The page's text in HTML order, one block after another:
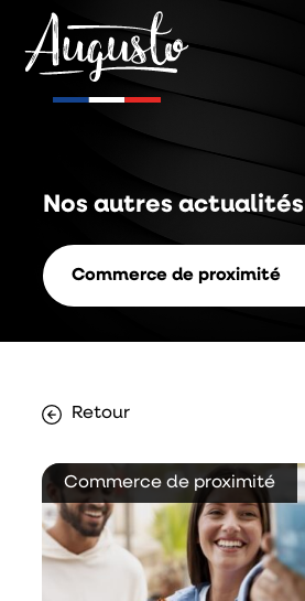
Nos autres actualités
Commerce de proximité
Retour
Commerce de proximité